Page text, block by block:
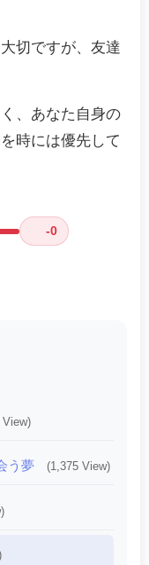
切ですが、友達
、あなた自身の
時には優先して
-0
View)
う夢 (1,375 View)